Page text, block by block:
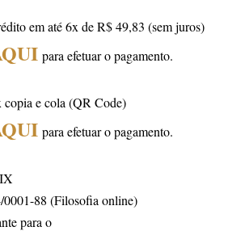
em até 6x de R$ 49,83 (sem juros)
para efetuar o pagamento.
e cola (QR Code)
para efetuar o pagamento.
88 (Filosofia online)
para o